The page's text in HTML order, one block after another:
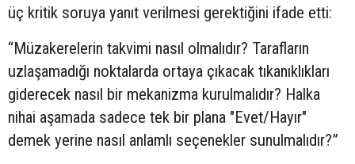
üç kritik soruya yanıt verilmesi gerektiğini ifade etti:
“Müzakerelerin takvimi nasıl olmalıdır? Tarafların
uzlaşamadığı noktalarda ortaya çıkacak tıkanıklıkları
giderecek nasıl bir mekanizma kurulmalıdır? Halka
nihai aşamada sadece tek bir plana "Evet/Hayır"
demek yerine nasıl anlamlı seçenekler sunulmalıdır?”